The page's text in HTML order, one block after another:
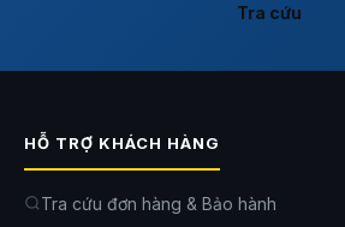
Tra cứu
HỖ TRỢ KHÁCH HÀNG
Tra cứu đơn hàng & Bảo hành